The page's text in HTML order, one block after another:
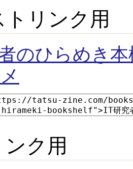
トリンク用
のひらめき
ク用